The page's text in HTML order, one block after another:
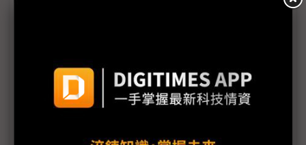
跨越美方軟體主導 黃仁勳看好歐洲工業優勢與AI機
器人發展
Meta新AI團隊內部交付首批模型 未來2年聚焦消費